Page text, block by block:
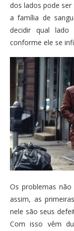
dos lados pode
a família de
decidir qual
conforme ele se
Os problemas não
assim, as
nele são seus
Com isso vêm